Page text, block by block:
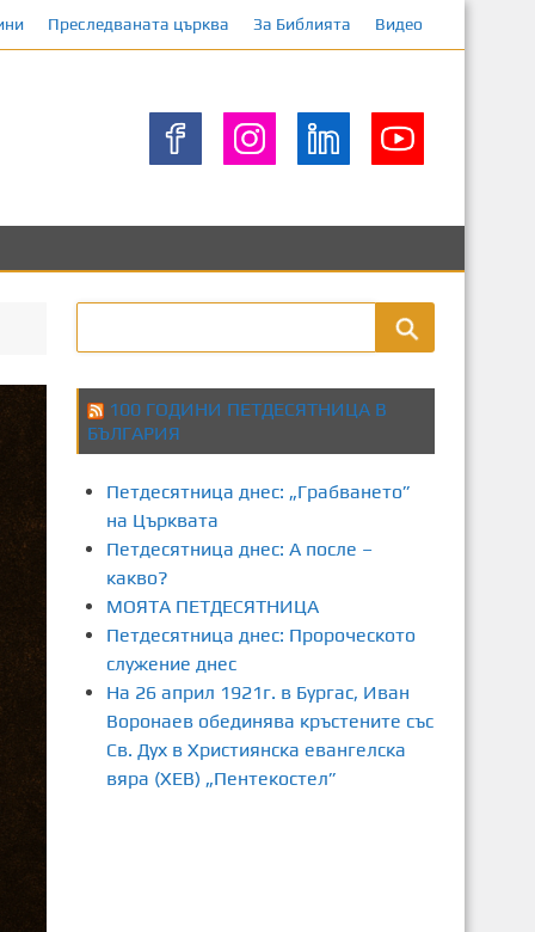
Преследваната църква За Библията Видео
100 ГОДИНИ ПЕТДЕСЯТНИЦА В
БЪЛГАРИЯ
Петдесятница днес: „Грабването”
на Църквата
Петдесятница днес: А после –
какво?
МОЯТА ПЕТДЕСЯТНИЦА
Петдесятница днес: Пророческото
служение днес
На 26 април 1921г. в Бургас, Иван
Воронаев обединява кръстените със
Св. Дух в Християнска евангелска
вяра (ХЕВ) „Пентекостел”